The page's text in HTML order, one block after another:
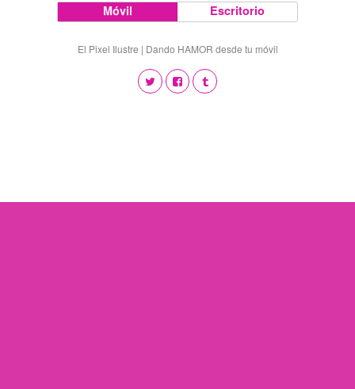
Móvil Escritorio
El Pixel Ilustre | Dando HAMOR desde tu móvil